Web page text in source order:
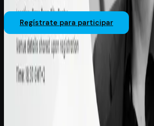
Regístrate para participar
Compartir en Facebook